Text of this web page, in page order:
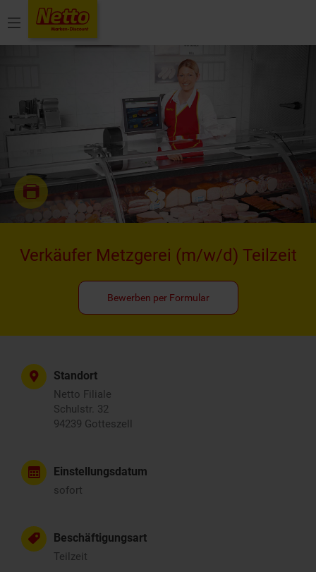
Menü
Verkäufer Metzgerei (m/w/d) Teilzeit
Bewerben per Formular
Standort
Netto Filiale
Schulstr. 32
94239 Gotteszell
Einstellungsdatum
sofort
Beschäftigungsart
Teilzeit